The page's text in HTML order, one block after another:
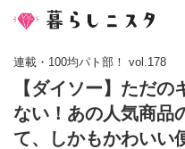
連載・100均パト部！ vol.178
【ダイソー】ただ
ない！あの人気商品
て、しかもかわいい